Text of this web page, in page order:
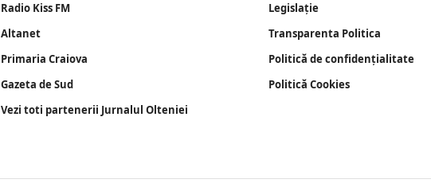
Radio Kiss FM
Altanet
Primaria Craiova
Gazeta de Sud
Vezi toti partenerii Jurnalul Olteniei
Legislație
Transparenta Politica
Politică de confidențialitate
Politică Cookies